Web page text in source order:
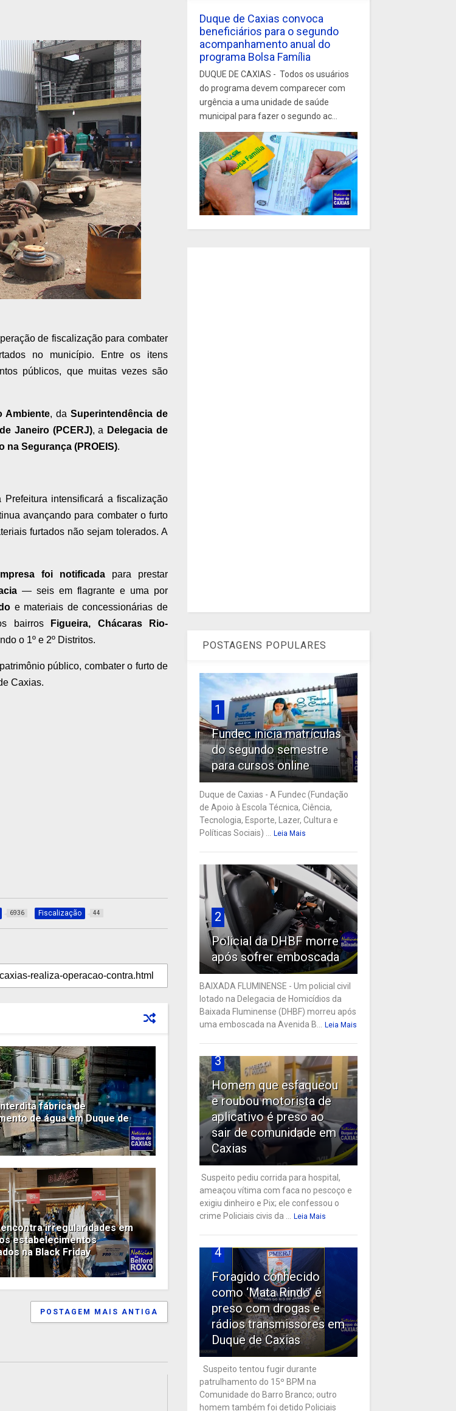
de fiscalização para combater
no município. Entre os itens
públicos, que muitas vezes são
Ambiente, daSuperintendência de
Janeiro (PCERJ), a Delegacia de
na Segurança (PROEIS).
Prefeitura intensificará a fiscalização
avançando para combater o furto
furtados não sejam tolerados. A
foi notificadapara prestar
— seis em flagrante e uma por
e materiais de concessionárias de
bairros
Figueira, Chácaras Rio-
o 1º e 2º Distritos.
público, combater o furto de
Caxias.
6936 Fiscalização 44
fábrica de
de água em Duque de
irregularidades em
estabelecimentos
na Black Friday
POSTAGEM MAIS ANTIGA
Duque de Caxias convoca
beneficiários para o segundo
acompanhamento anual do
programa Bolsa Família
DUQUE DE CAXIAS - Todos os usuários
do programa devem comparecer com
urgência a uma unidade de saúde
municipal para fazer o segundo ac...
POSTAGENS POPULARES
1
Fundec inicia matrículas
do segundo semestre
para cursos online
Duque de Caxias - A Fundec (Fundação
de Apoio à Escola Técnica, Ciência,
Tecnologia, Esporte, Lazer, Cultura e
Políticas Sociais) ...
Leia Mais
2
Policial da DHBF morre
após sofrer emboscada
BAIXADA FLUMINENSE - Um policial civil
lotado na Delegacia de Homicídios da
Baixada Fluminense (DHBF) morreu após
uma emboscada na Avenida B...
Leia Mais
3
Homem que esfaqueou
e roubou motorista de
aplicativo é preso ao
sair de comunidade em
Caxias
Suspeito pediu corrida para hospital,
ameaçou vítima com faca no pescoço e
exigiu dinheiro e Pix; ele confessou o
crime Policiais civis da ...
Leia Mais
4
Foragido conhecido
como ‘Mata Rindo’ é
preso com drogas e
rádios transmissores em
Duque de Caxias
Suspeito tentou fugir durante
patrulhamento do 15º BPM na
Comunidade do Barro Branco; outro
homem também foi detido Policiais